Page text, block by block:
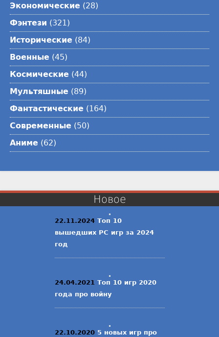
Экономические (28)
Фэнтези (321)
Исторические (84)
Военные (45)
Космические (44)
Мультяшные (89)
Фантастические (164)
Современные (50)
Аниме (62)
Новое
22.11.2024 Топ 10
вышедших PC игр за 2024
год
24.04.2021 Топ 10 игр 2020
года про войну
22.10.2020 5 новых игр про